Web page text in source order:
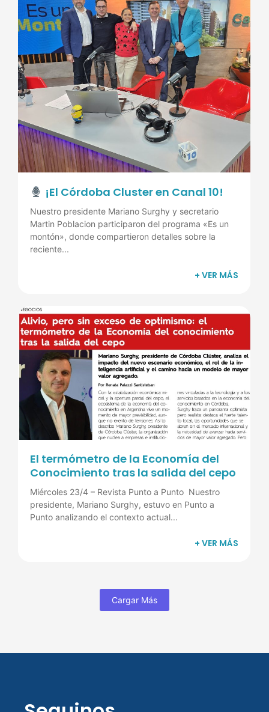
¡El Córdoba Cluster en Canal 10!
Nuestro presidente Mariano Surghy y secretario
Martin Poblacion participaron del programa «Es un
montón», donde compartieron detalles sobre la
reciente...
+ VER MÁS
El termómetro de la Economía del
Conocimiento tras la salida del cepo
Miércoles 23/4 – Revista Punto a Punto Nuestro
presidente, Mariano Surghy, estuvo en Punto a
Punto analizando el contexto actual...
+ VER MÁS
Cargar Más